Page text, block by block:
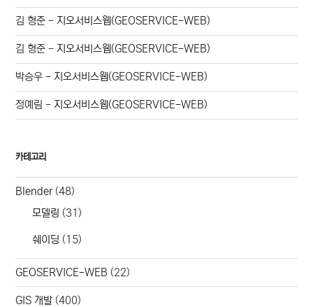
김 형준 -지오서비스웹(GEOSERVICE-WEB)
김 형준 -지오서비스웹(GEOSERVICE-WEB)
박승우 -지오서비스웹(GEOSERVICE-WEB)
정예림 -지오서비스웹(GEOSERVICE-WEB)
카테고리
Blender(48)
모델링 (31)
쉐이딩 (15)
GEOSERVICE-WEB (22)
GIS 개발 (400)